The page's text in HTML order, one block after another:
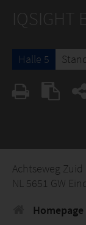
IQSIGHT
Halle 5
Achtseweg Zuid
NL 5651 GW
Homepage